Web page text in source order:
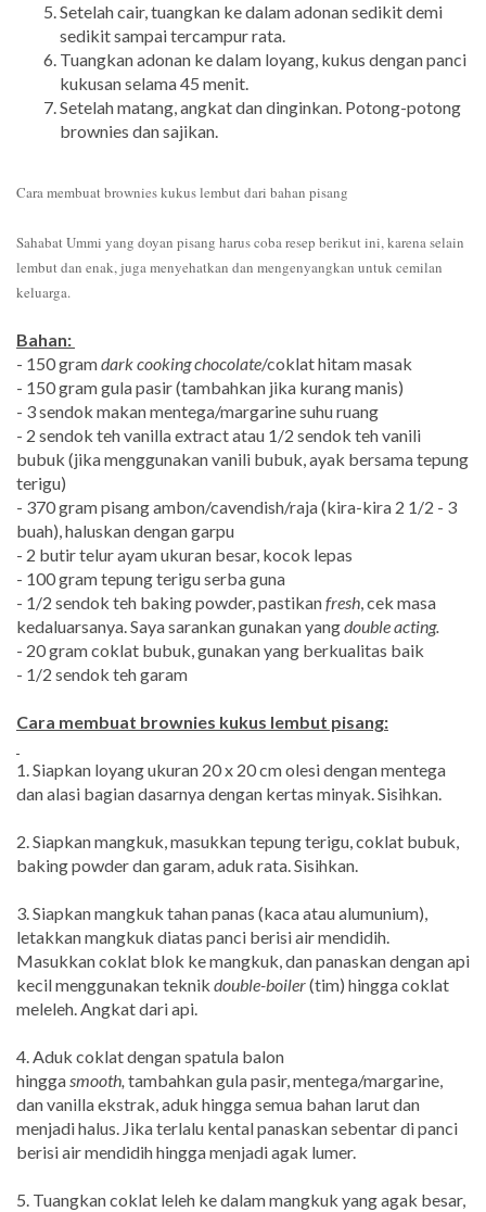
Setelah cair, tuangkan ke dalam adonan sedikit demi
sedikit sampai tercampur rata.
Tuangkan adonan ke dalam loyang, kukus dengan panci
kukusan selama 45 menit.
Setelah matang, angkat dan dinginkan. Potong-potong
brownies dan sajikan.
Cara membuat brownies kukus lembut dari bahan pisang
Sahabat Ummi yang doyan pisang harus coba resep berikut ini, karena selain
lembut dan enak, juga menyehatkan dan mengenyangkan untuk cemilan
keluarga.
Bahan:
- 150 gramdark cooking chocolate/coklat hitam masak
- 150 gram gula pasir (tambahkan jika kurang manis)
- 3 sendok makan mentega/margarine suhu ruang
- 2 sendok teh vanilla extract atau 1/2 sendok teh vanili
bubuk (jika menggunakan vanili bubuk, ayak bersama tepung
terigu)
- 370 gram pisang ambon/cavendish/raja (kira-kira 2 1/2 - 3
buah), haluskan dengan garpu
- 2 butir telur ayam ukuran besar, kocok lepas
- 100 gram tepung terigu serba guna
- 1/2 sendok teh baking powder, pastikanfresh, cek masa
kedaluarsanya. Saya sarankan gunakan yangdouble acting.
- 20 gram coklat bubuk, gunakan yang berkualitas baik
- 1/2 sendok teh garam
Cara membuat brownies kukus lembut pisang:
1. Siapkan loyang ukuran 20 x 20 cm olesi dengan mentega
dan alasi bagian dasarnya dengan kertas minyak. Sisihkan.
2. Siapkan mangkuk, masukkan tepung terigu, coklat bubuk,
baking powder dan garam, aduk rata. Sisihkan.
3. Siapkan mangkuk tahan panas (kaca atau alumunium),
letakkan mangkuk diatas panci berisi air mendidih.
Masukkan coklat blok ke mangkuk, dan panaskan dengan api
kecil menggunakan teknik double-boiler(tim) hingga coklat
meleleh. Angkat dari api.
4. Aduk coklat dengan spatula balon
hinggasmooth, tambahkan gula pasir, mentega/margarine,
dan vanilla ekstrak, aduk hingga semua bahan larut dan
menjadi halus. Jika terlalu kental panaskan sebentar di panci
berisi air mendidih hingga menjadi agak lumer.
5. Tuangkan coklat leleh ke dalam mangkuk yang agak besar,